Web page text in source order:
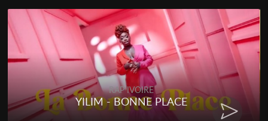
RAP IVOIRE
RENARD BARAKISSA - DOS DE
CHAT